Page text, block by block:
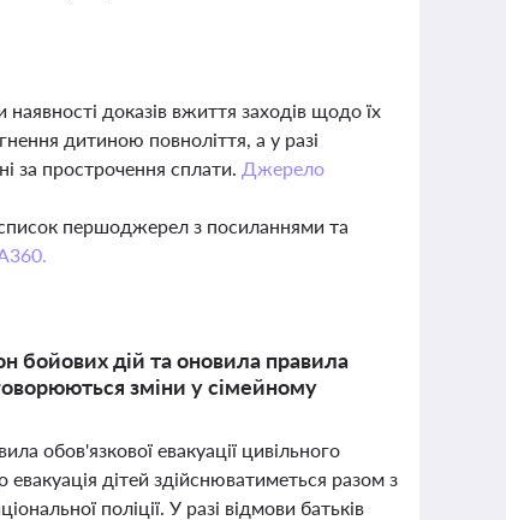
доказів вжиття заходів щодо їх
дитиною повноліття, а у разі
за прострочення сплати. Джерело
першоджерел з посиланнями та
бойових дій та оновила правила
зміни у сімейному
обов'язкової евакуації цивільного
дітей здійснюватиметься разом з
поліції. У разі відмови батьків